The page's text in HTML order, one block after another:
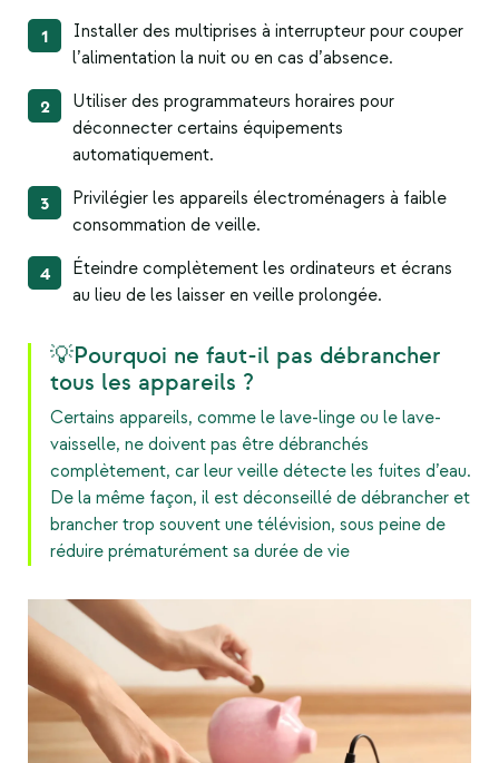
Installer des multiprises à interrupteur pour couper
l’alimentation la nuit ou en cas d’absence.
Utiliser des programmateurs horaires pour
déconnecter certains équipements
automatiquement.
Privilégier les appareils électroménagers à faible
consommation de veille.
Éteindre complètement les ordinateurs et écrans
au lieu de les laisser en veille prolongée.
💡Pourquoi ne faut-il pas débrancher
tous les appareils ?
Certains appareils, comme le lave-linge ou le lave-
vaisselle, ne doivent pas être débranchés
complètement, car leur veille détecte les fuites d’eau.
De la même façon, il est déconseillé de débrancher et
brancher trop souvent une télévision, sous peine de
réduire prématurément sa durée de vie